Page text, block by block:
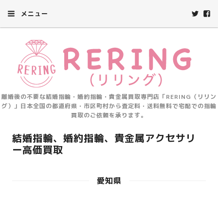
メニュー
離婚後の不要な結婚指輪・婚約指輪・貴金属買取専門店「RERING（リリン
グ）」日本全国の都道府県・市区町村から査定料・送料無料で宅配での指輪
買取のご依頼を承ります。
結婚指輪、婚約指輪、貴金属アクセサリ
ー高価買取
愛知県